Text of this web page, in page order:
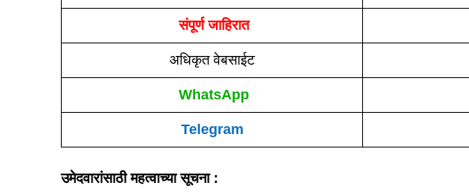
संपूर्ण जाहिरात
अधिकृत वेबसाईट
WhatsApp
Telegram
उमेदवारांसाठी महत्वाच्या सूचना :